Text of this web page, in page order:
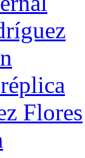
Flores